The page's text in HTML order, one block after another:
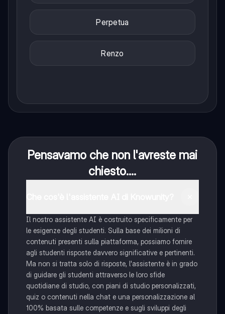
Perpetua
Renzo
Pensavamo che non l'avreste mai
chiesto....
Il nostro assistente AI è costruito specificamente per
le esigenze degli studenti. Sulla base dei milioni di
contenuti presenti sulla piattaforma, possiamo fornire
agli studenti risposte davvero significative e pertinenti.
Ma non si tratta solo di risposte, l'assistente è in grado
di guidare gli studenti attraverso le loro sfide
quotidiane di studio, con piani di studio personalizzati,
quiz o contenuti nella chat e una personalizzazione al
100% basata sulle competenze e sugli sviluppi degli